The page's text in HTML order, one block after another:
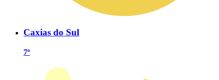
Caxias do Sul
7º